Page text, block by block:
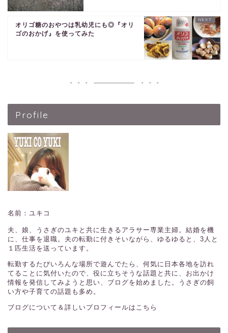
オリゴ糖のおやつは乳幼児にも◎『オリ
ゴのおかげ』を使ってみた
Profile
名前：ユキコ
夫、娘、うさぎのユキと共に生きるアラサー専業主婦。結婚を機
に、仕事を退職。夫の転勤に付きそいながら、ゆるゆると、3人と
１匹生活を送っています。
転勤するたびいろんな場所で遊んでたら、何気に日本各地を訪れ
てることに気付いたので、役に立ちそうな話題と共に、お出かけ
情報を発信してみようと思い、ブログを始めました。うさぎの飼
い方や子育ての話題も多め。
ブログについて＆詳しいプロフィールはこちら